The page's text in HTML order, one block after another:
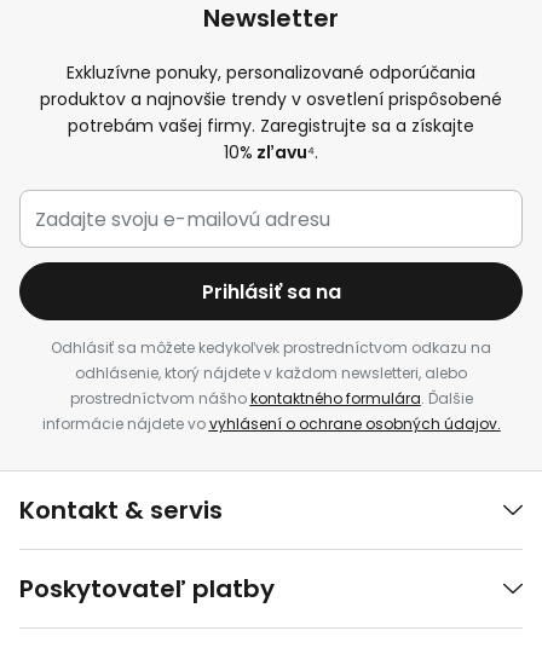
Newsletter
Exkluzívne ponuky, personalizované odporúčania
produktov a najnovšie trendy v osvetlení prispôsobené
potrebám vašej firmy. Zaregistrujte sa a získajte
10% zľavu⁴.
Prihlásiť sa na
Odhlásiť sa môžete kedykoľvek prostredníctvom odkazu na
odhlásenie, ktorý nájdete v každom newsletteri, alebo
prostredníctvom nášhokontaktného formulára. Ďalšie
informácie nájdete vovyhlásení o ochrane osobných údajov.
Kontakt & servis
Poskytovateľ platby